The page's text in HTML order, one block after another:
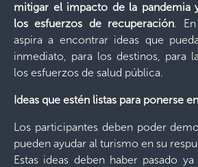
mitigar el impacto de la pandemia
los esfuerzos de recuperación.
aspira a encontrar ideas que
inmediato, para los destinos, para
los esfuerzos de salud pública.
Ideas que estén listas para ponerse
Los participantes deben poder
pueden ayudar al turismo en su
Estas ideas deben haber pasado